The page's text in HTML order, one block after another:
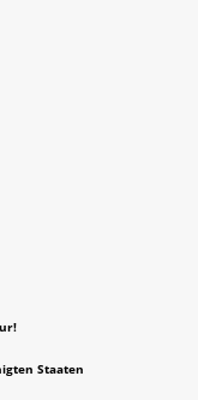
Staaten